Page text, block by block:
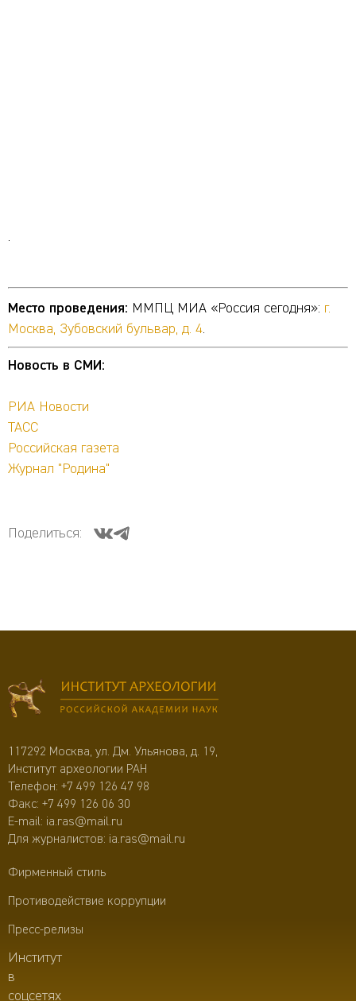
Место проведения: ММПЦ МИА «Россия сегодня»: г.
Москва, Зубовский бульвар, д. 4
Новость в СМИ:
РИА Новости
ТАСС
Российская газета
Журнал "Родина"
Поделиться:
117292 Москва, ул. Дм. Ульянова, д. 19,
Институт археологии РАН
Телефон: +7 499 126 47 98
Факс: +7 499 126 06 30
E-mail: ia.ras@mail.ru
Для журналистов: ia.ras@mail.ru
Фирменный стиль
Противодействие коррупции
Пресс-релизы
Институт
в
соцсетях